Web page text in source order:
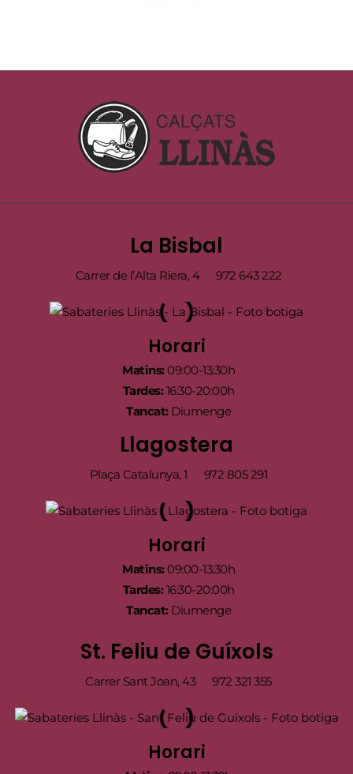
La Bisbal
Carrer de l’Alta Riera, 4 972 643 222
Horari
Matins:09:00-13:30h
Tardes:16:30-20:00h
Tancat:Diumenge
Llagostera
Plaça Catalunya, 1 972 805 291
Horari
Matins:09:00-13:30h
Tardes:16:30-20:00h
Tancat:Diumenge
St. Feliu de Guíxols
Carrer Sant Joan, 43 972 321 355
Horari